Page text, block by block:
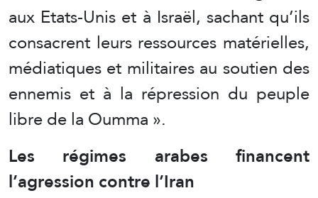
aux Etats-Unis et à Israël, sachant qu’ils
consacrent leurs ressources matérielles,
médiatiques et militaires au soutien des
ennemis et à la répression du peuple
libre de la Oumma ».
Les régimes arabes financent
l’agression contre l’Iran